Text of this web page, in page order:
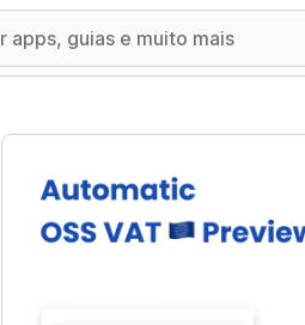
Galeria de imagens em destaque